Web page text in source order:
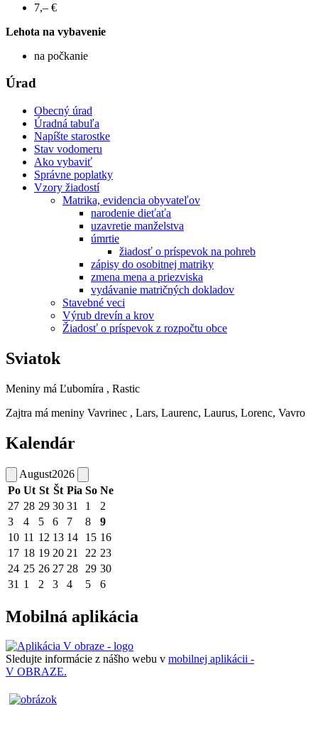
7,– €
Lehota na vybavenie
na počkanie
Úrad
Obecný úrad
Úradná tabuľa
Napíšte starostke
Stav vodomeru
Ako vybaviť
Správne poplatky
Vzory žiadostí
Matrika, evidencia obyvateľov
narodenie dieťaťa
uzavretie manželstva
úmrtie
žiadosť o príspevok na pohreb
zápisy do osobitnej matriky
zmena mena a priezviska
vydávanie matričných dokladov
Stavebné veci
Výrub drevín a krov
Žiadosť o príspevok z rozpočtu obce
Sviatok
Meniny má Ľubomíra , Rastic
Zajtra má meniny Vavrinec , Lars, Laurenc, Laurus, Lorenc, Vavro
Kalendár
August2026
Po Ut St Št Pia So Ne
27 28 29 30 31 1
2
3
4 5 6 7 8
9
10 11 12 13 14 15 16
17 18 19 20 21 22 23
24 25 26 27 28 29 30
31 1 2 3 4 5 6
Mobilná aplikácia
Sledujte informácie z nášho webu v mobilnej aplikácii -
V OBRAZE.